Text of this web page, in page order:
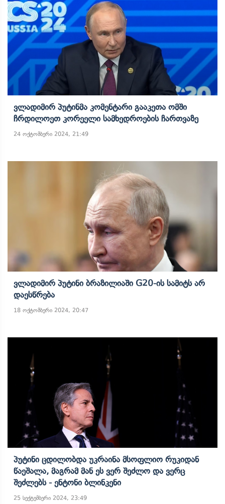
Ვლადიმირ Პუტინმა Კომენტარი Გააკეთა Ომში
Ჩრდილოეთ Კორეელი Სამხედროების Ჩართვაზე
24 ოქტომბერი 2024, 21:49
Ვლადიმირ Პუტინი Ბრაზილიაში G20-Ის Სამიტს Არ
Დაესწრება
18 ოქტომბერი 2024, 20:47
Პუტინი Ცდილობდა Უკრაინა Მსოფლიო Რუკიდან
Წაეშალა, Მაგრამ Მან Ეს Ვერ Შეძლო Და Ვერც
Შეძლებს - Ენტონი Ბლინკენი
25 სექტემბერი 2024, 23:49